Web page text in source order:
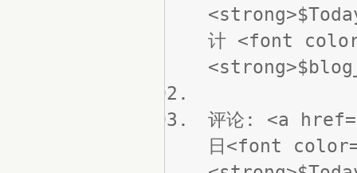
计 <font
评论: <a
日<font